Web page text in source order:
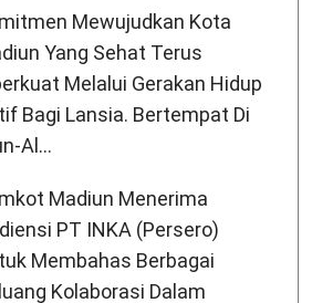
Mewujudkan Kota
Yang Sehat Terus
Melalui Gerakan Hidup
Bagi Lansia. Bertempat Di
Al...
Madiun Menerima
PT INKA (Persero)
Membahas Berbagai
Kolaborasi Dalam